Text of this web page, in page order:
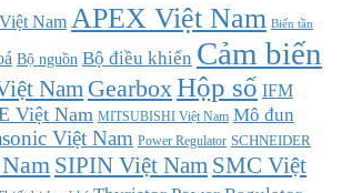
Nam APEX Việt Nam Biến tần
Bộ nguồn Bộ điều khiển Cảm biến
Nam GearboxHộp số IFM
Việt Nam MITSUBISHI Việt Nam Mô đun
Việt Nam Power Regulator SCHNEIDER
SIPIN Việt Nam SMC Việt